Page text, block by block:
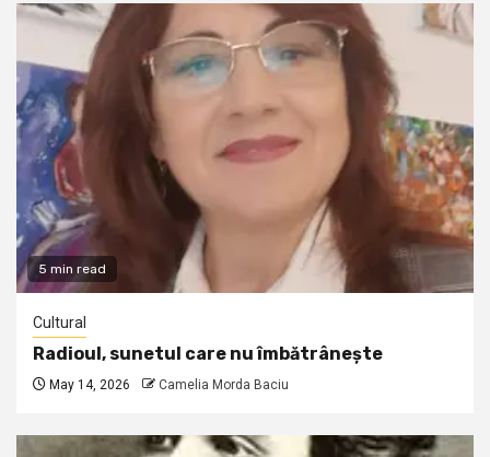
5 min read
Cultural
Radioul, sunetul care nu îmbătrânește
May 14, 2026 Camelia Morda Baciu